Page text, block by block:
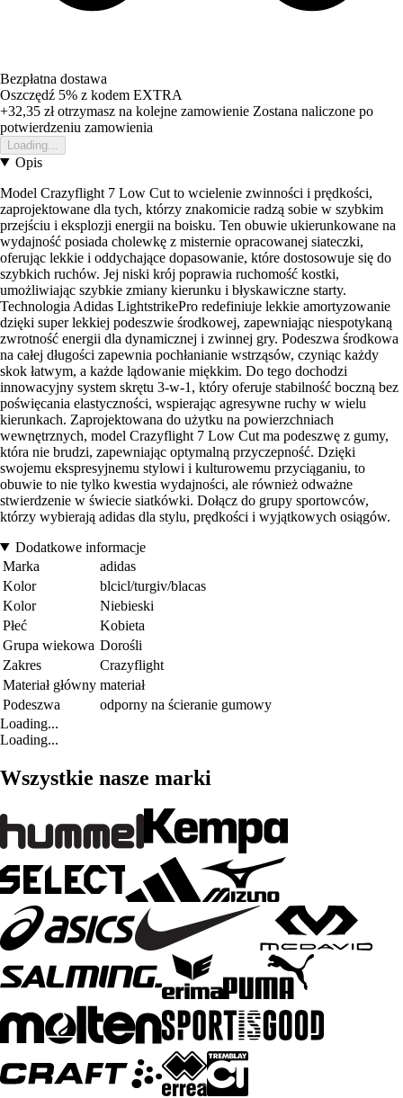
Bezpłatna dostawa
Oszczędź 5% z kodem EXTRA
+32,35 złotrzymasz na kolejne zamowienie Zostana naliczone po
potwierdzeniu zamowienia
Loading...
Opis
Model Crazyflight 7 Low Cut to wcielenie zwinności i prędkości,
zaprojektowane dla tych, którzy znakomicie radzą sobie w szybkim
przejściu i eksplozji energii na boisku. Ten obuwie ukierunkowane na
wydajność posiada cholewkę z misternie opracowanej siateczki,
oferując lekkie i oddychające dopasowanie, które dostosowuje się do
szybkich ruchów. Jej niski krój poprawia ruchomość kostki,
umożliwiając szybkie zmiany kierunku i błyskawiczne starty.
Technologia Adidas LightstrikePro redefiniuje lekkie amortyzowanie
dzięki super lekkiej podeszwie środkowej, zapewniając niespotykaną
zwrotność energii dla dynamicznej i zwinnej gry. Podeszwa środkowa
na całej długości zapewnia pochłanianie wstrząsów, czyniąc każdy
skok łatwym, a każde lądowanie miękkim. Do tego dochodzi
innowacyjny system skrętu 3-w-1, który oferuje stabilność boczną bez
poświęcania elastyczności, wspierając agresywne ruchy w wielu
kierunkach. Zaprojektowana do użytku na powierzchniach
wewnętrznych, model Crazyflight 7 Low Cut ma podeszwę z gumy,
która nie brudzi, zapewniając optymalną przyczepność. Dzięki
swojemu ekspresyjnemu stylowi i kulturowemu przyciąganiu, to
obuwie to nie tylko kwestia wydajności, ale również odważne
stwierdzenie w świecie siatkówki. Dołącz do grupy sportowców,
którzy wybierają adidas dla stylu, prędkości i wyjątkowych osiągów.
Dodatkowe informacje
Marka
adidas
Kolor
blcicl/turgiv/blacas
Kolor
Niebieski
Płeć
Kobieta
Grupa wiekowa Dorośli
Zakres
Crazyflight
Materiał główny materiał
Podeszwa
odporny na ścieranie gumowy
Loading...
Loading...
Wszystkie nasze marki